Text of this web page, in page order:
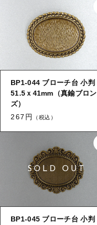
BP1-044 ブローチ台 小判
51.5ｘ41mm（真鍮ブロン
ズ）
267円
（税込）
BP1-045 ブローチ台 小判